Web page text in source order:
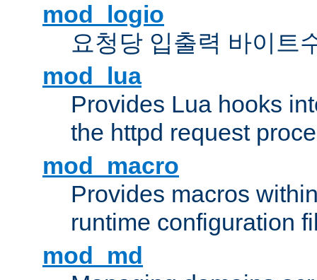
mod_logio
요청당 입출력 바이트
mod_lua
Provides Lua hooks
the httpd request
mod_macro
Provides macros
runtime configuration
mod_md